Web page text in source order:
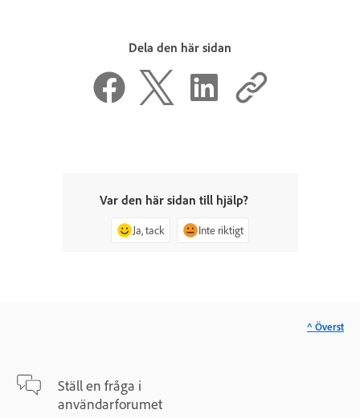
Dela den här sidan
Var den här sidan till hjälp?
Ja, tack Inte riktigt
Ställ en fråga i
användarforumet
^ Överst